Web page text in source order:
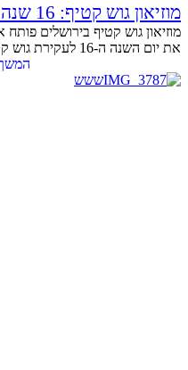
מוזיאון גוש קטיף: 16 שנה שהזיכרון עדיין נושם
מוזיאון גוש קטיף בירושלים
את יום השנה ה-16 לעקירת גוש קטיף. מוזיאון...